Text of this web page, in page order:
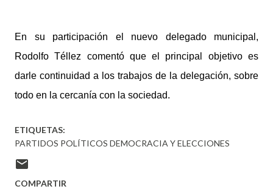
En su participación el nuevo delegado municipal,
Rodolfo Téllez comentó que el principal objetivo es
darle continuidad a los trabajos de la delegación, sobre
todo en la cercanía con la sociedad.
ETIQUETAS:
PARTIDOS POLÍTICOS DEMOCRACIA Y ELECCIONES
COMPARTIR